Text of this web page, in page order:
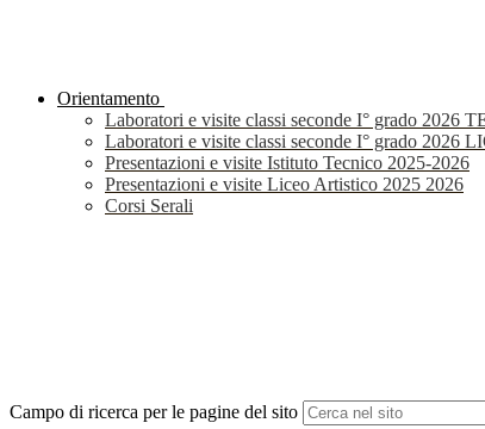
Orientamento
Laboratori e visite classi seconde I° grado 2026
Laboratori e visite classi seconde I° grado 2026
Presentazioni e visite Istituto Tecnico 2025-2026
Presentazioni e visite Liceo Artistico 2025 2026
Corsi Serali
Campo di ricerca per le pagine del sito